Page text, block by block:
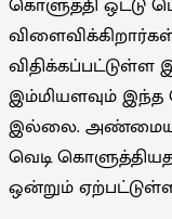
விதிக்கப்பட்டுள்ள
இம்மியளவும் இந்த
இல்லை.
வெடி
ஒன்றும்